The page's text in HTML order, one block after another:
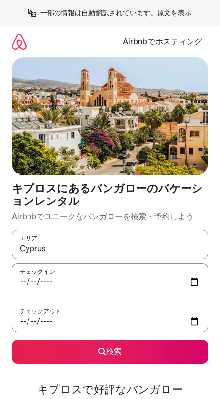
一部の情報は自動翻訳されています。 原文を表示
Airbnbでホスティング
キプロスにあるバンガローのバケーシ
ョンレンタル
Airbnbでユニークなバンガローを検索・予約しよう
エリア
検索結果が表示されたら、上下の矢印キーを使って移動するか
チェックイン
チェックアウト
検索
キプロスで好評なバンガロー